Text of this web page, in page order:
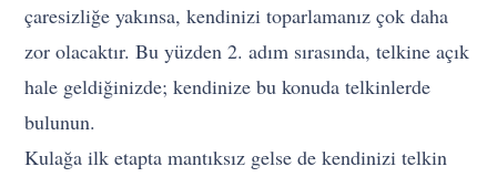
çaresizliğe yakınsa, kendinizi toparlamanız çok daha
zor olacaktır. Bu yüzden 2. adım sırasında, telkine açık
hale geldiğinizde; kendinize bu konuda telkinlerde
bulunun.
Kulağa ilk etapta mantıksız gelse de kendinizi telkin